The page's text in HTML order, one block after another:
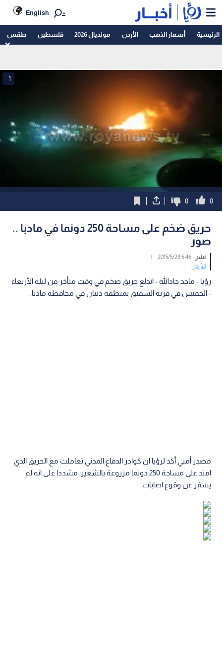
English
الرئيسية أسعار الذهب الأردن مونديال 2026 فلسطين طقس
1
0
0
حريق ضخم على مساحة 250 دونما في مادبا ..
صور
نشر :6:46 2015/5/28
|
الأردن
رؤيا - ماجد جادالله - اندلع حريق ضخم في وقت متأخر من ليلة الأربعاء
- الخميس في قرية الشقيق بمنطقة ذيبان في محافظة مادبا.
مصدر أمني أكد لرؤيا ان كوادر الدفاع المدني تعاملت مع الحريق الذي
امتد على مساحة 250 دونما مزروعة بالشعير، مشددا على انه لم
يسفر عن وقوع اصابات .